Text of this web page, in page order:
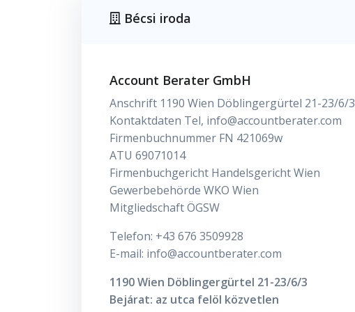
Bécsi iroda
Account Berater GmbH
Anschrift 1190 Wien Döblingergürtel 21-23/6/3
Kontaktdaten Tel, info@accountberater.com
Firmenbuchnummer FN 421069w
ATU 69071014
Firmenbuchgericht Handelsgericht Wien
Gewerbebehörde WKO Wien
Mitgliedschaft ÖGSW
Telefon: +43 676 3509928
E-mail: info@accountberater.com
1190 Wien Döblingergürtel 21-23/6/3
Bejárat: az utca felöl közvetlen